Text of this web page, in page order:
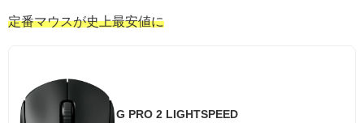
定番マウスが史上最安値に
G PRO 2 LIGHTSPEED